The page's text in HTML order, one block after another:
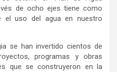
de ocho ejes tiene como
el uso del agua en nuestro
se han invertido cientos de
programas y obras
que se construyeron en la